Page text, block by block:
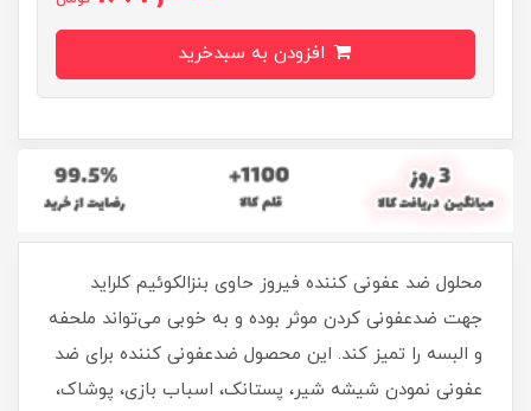
محلول ضد عفونی کننده فیروز حاوی بنزالکوئیم کلراید
جهت ضدعفونی کردن موثر بوده و به خوبی می‌تواند ملحفه
و البسه را تمیز کند. این محصول ضدعفونی کننده برای ضد
عفونی نمودن شیشه شیر، پستانک، اسباب بازی، پوشاک،